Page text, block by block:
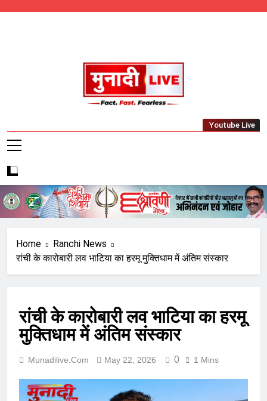
Munadi Live – Jharkhand's Leading Local
Youtube Live
Home
Ranchi News
रांची के कारोबारी लव भाटिया का हरमू मुक्तिधाम में अंतिम संस्कार
रांची के कारोबारी लव भाटिया का हरमू
मुक्तिधाम में अंतिम संस्कार
Munadilive.com May 22, 2026 0 1 Mins